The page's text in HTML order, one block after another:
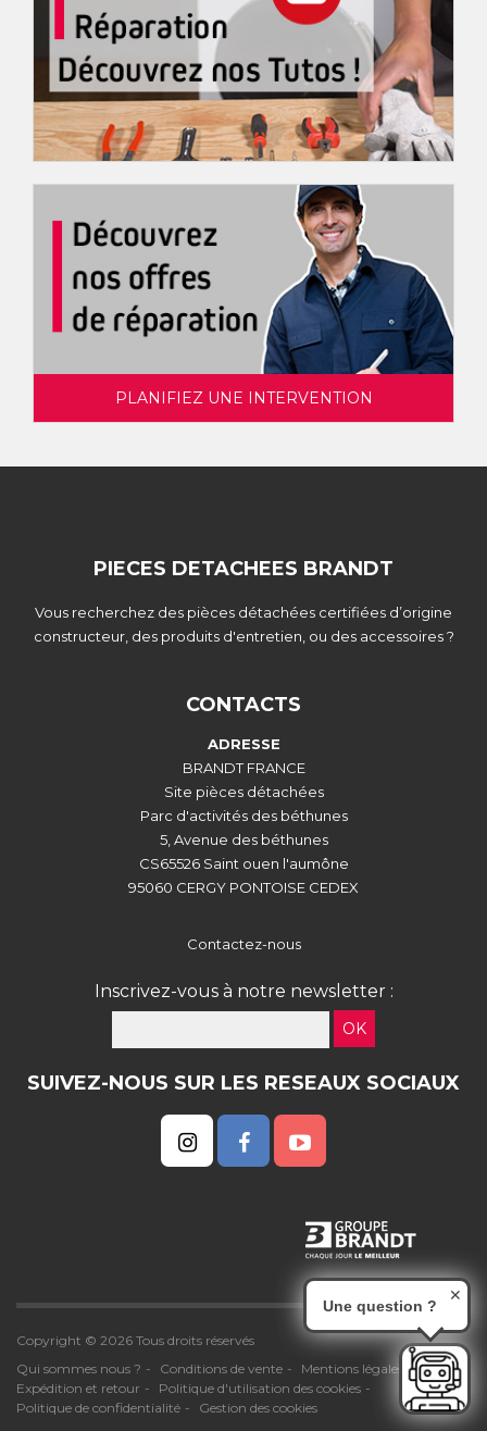
PLANIFIEZ UNE INTERVENTION
PIECES DETACHEES BRANDT
Vous recherchez des pièces détachées certifiées d’origine
constructeur, des produits d'entretien, ou des accessoires ?
CONTACTS
ADRESSE
BRANDT FRANCE
Site pièces détachées
Parc d'activités des béthunes
5, Avenue des béthunes
CS65526 Saint ouen l'aumône
95060 CERGY PONTOISE CEDEX
Contactez-nous
Inscrivez-vous à notre newsletter :
OK
SUIVEZ-NOUS SUR LES RESEAUX SOCIAUX
Copyright © 2026 Tous droits réservés
Qui sommes nous ?
Conditions de vente
Mentions légales
Expédition et retour
Politique d'utilisation des cookies
Politique de confidentialité
Gestion des cookies
Une question ?
✕